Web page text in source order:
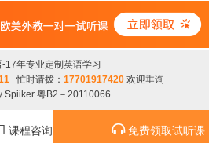
-17年专业定制英语学习
忙时请拨：17701917420 欢迎垂询
Spiiker 粤B2－20110066
课程咨询  免费领取试听课